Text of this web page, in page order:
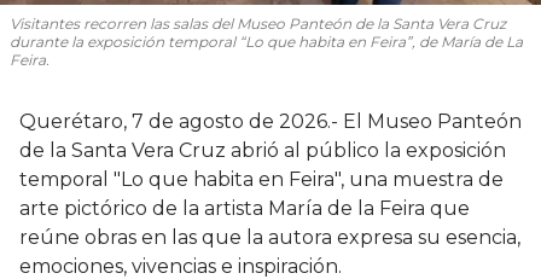
Visitantes recorren las salas del Museo Panteón de la Santa Vera Cruz
durante la exposición temporal “Lo que habita en Feira”, de María de La
Feira.
Querétaro, 7 de agosto de 2026.- El Museo Panteón
de la Santa Vera Cruz abrió al público la exposición
temporal "Lo que habita en Feira", una muestra de
arte pictórico de la artista María de la Feira que
reúne obras en las que la autora expresa su esencia,
emociones, vivencias e inspiración.